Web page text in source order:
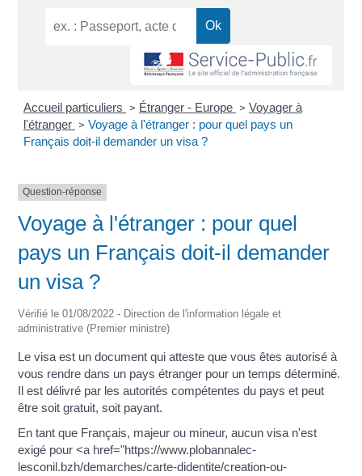
Accueil particuliers > Étranger - Europe > Voyager à
l'étranger > Voyage à l'étranger : pour quel pays un
Français doit-il demander un visa ?
Question-réponse
Voyage à l'étranger : pour quel
pays un Français doit-il demander
un visa ?
Vérifié le 01/08/2022 - Direction de l'information légale et
administrative (Premier ministre)
Le visa est un document qui atteste que vous êtes autorisé à
vous rendre dans un pays étranger pour un temps déterminé.
Il est délivré par les autorités compétentes du pays et peut
être soit gratuit, soit payant.
En tant que Français, majeur ou mineur, aucun visa n'est
exigé pour <a href="https://www.plobannalec-
lesconil.bzh/demarches/carte-didentite/creation-ou-